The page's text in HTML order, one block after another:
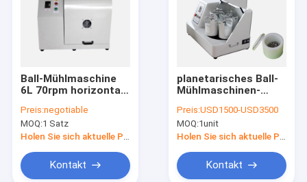
Über uns
Fabrik-Ausflug
Nachrichten
Fälle
Ball-Mühlmaschine
6L 70rpm horizontale
Pulver
Preis:negotiable
MOQ:1 Satz
Holen Sie sich aktuelle Preis
Kontakt
planetarisches Ball-
Mühlmaschinen-
Verdoppelungc$reiben
des Labor2l
Preis:USD1500-USD3500
MOQ:1unit
Holen Sie sich aktuelle Preis
Kontakt